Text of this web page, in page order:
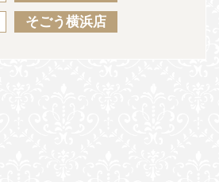
そごう横浜店